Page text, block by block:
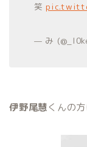
笑
— み
伊野尾慧くんの